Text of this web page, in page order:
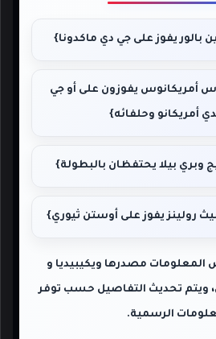
بالور يفوز على جي دي ماكدونا}
أمريكانوس يفوزون على أو جي
أمريكانو وحلفائه}
وبري بيلا يحتفظان بالبطولة}
رولينز يفوز على أوستن ثيوري}
المعلومات مصدرها ويكيبيديا و
، ويتم تحديث التفاصيل حسب توفر
الرسمية.